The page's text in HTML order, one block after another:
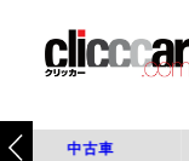
中古車